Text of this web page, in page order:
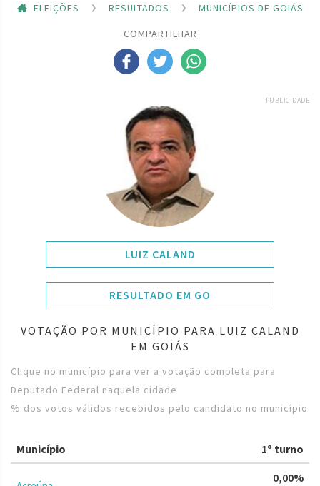
ELEIÇÕES RESULTADOS
MUNICÍPIOS DE GOIÁS
COMPARTILHAR
PUBLICIDADE
LUIZ CALAND
RESULTADO EM GO
VOTAÇÃO POR MUNICÍPIO PARA LUIZ CALAND
EM GOIÁS
Clique no município para ver a votação completa para
Deputado Federal naquela cidade
% dos votos válidos recebidos pelo candidato no município
Município 1º turno
0,00%